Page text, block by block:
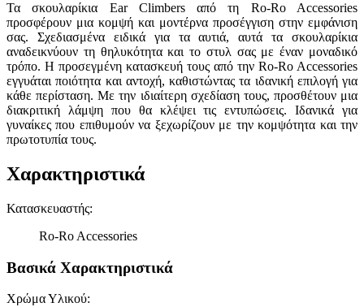
Τα σκουλαρίκια Ear Climbers από τη Ro-Ro Accessories
προσφέρουν μια κομψή και μοντέρνα προσέγγιση στην εμφάνιση
σας. Σχεδιασμένα ειδικά για τα αυτιά, αυτά τα σκουλαρίκια
αναδεικνύουν τη θηλυκότητα και το στυλ σας με έναν μοναδικό
τρόπο. Η προσεγμένη κατασκευή τους από την Ro-Ro Accessories
εγγυάται ποιότητα και αντοχή, καθιστώντας τα ιδανική επιλογή για
κάθε περίσταση. Με την ιδιαίτερη σχεδίαση τους, προσθέτουν μια
διακριτική λάμψη που θα κλέψει τις εντυπώσεις. Ιδανικά για
γυναίκες που επιθυμούν να ξεχωρίζουν με την κομψότητα και την
πρωτοτυπία τους.
Χαρακτηριστικά
Κατασκευαστής:
Ro-Ro Accessories
Βασικά Χαρακτηριστικά
Χρώμα Υλικού: